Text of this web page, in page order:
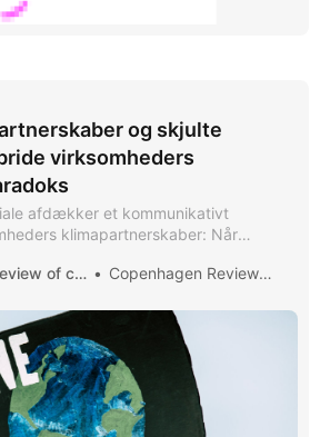
og skjulte
virksomheders
afdækker et kommunikativt
klimapartnerskaber: Når
faktisk kan øge
copenhagen review of communication Copenhagen Review of Communication